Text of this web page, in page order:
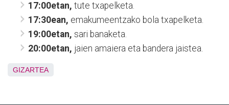
17:00etan, tute txapelketa.
17:30ean, emakumeentzako bola txapelketa.
19:00etan, sari banaketa.
20:00etan, jaien amaiera eta bandera jaistea.
GIZARTEA